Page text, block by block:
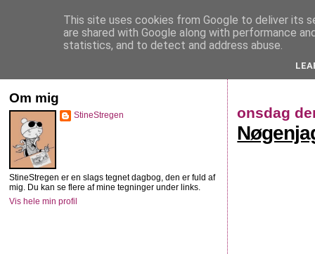
StineStregen
onsdag
Om mig
StineStregen
StineStregen er en slags tegnet dagbog, den er fuld af
mig. Du kan se flere af mine tegninger under links.
Vis hele min profil
This site uses cookies from Google to deliver its
are shared with Google along with performance
statistics, and to detect and address abuse.